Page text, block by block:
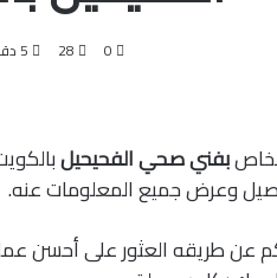
0
28
بفني صحي الفحيحيل
وعرض جميع المعلومات عنه.
عن طريقه العثور على أحسن